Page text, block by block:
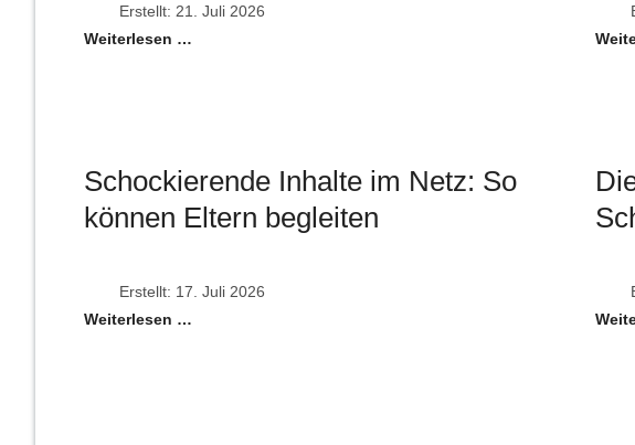
Erstellt: 21. Juli 2026
Weiterlesen …
Schockierende Inhalte im Netz: So
können Eltern begleiten
Erstellt: 17. Juli 2026
Weiterlesen …